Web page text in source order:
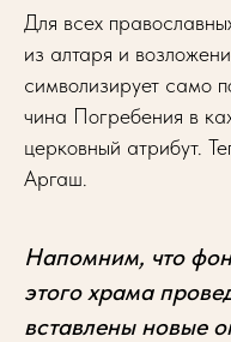
Для всех
из алтаря и
символизирует само
чина Погребения в
церковный атрибут.
Аргаш.
Напомним, что
этого храма
вставлены новые